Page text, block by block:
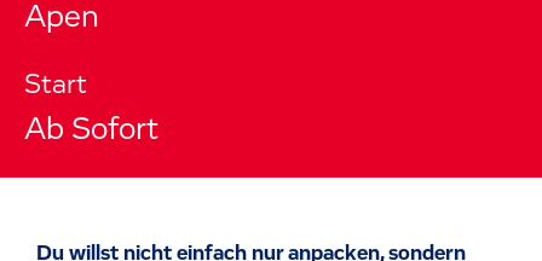
Apen
Start
Ab Sofort
Du willst nicht einfach nur anpacken, sondern